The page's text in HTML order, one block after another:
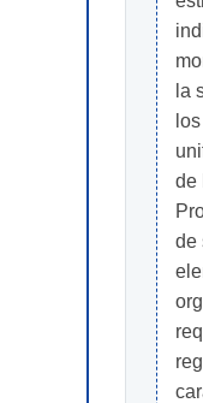
la
de
de